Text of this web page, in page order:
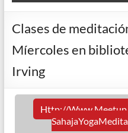
Clases de
Míercoles en
Irving
Http://